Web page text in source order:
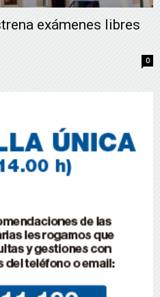
exámenes libres
0